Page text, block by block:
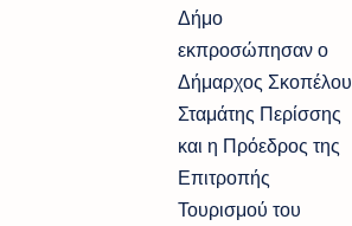
Δήμο
εκπροσώπησαν ο
Δήμαρχος Σκοπέλου
Σταμάτης Περίσσης
και η Πρόεδρος της
Επιτροπής
Τουρισμού του